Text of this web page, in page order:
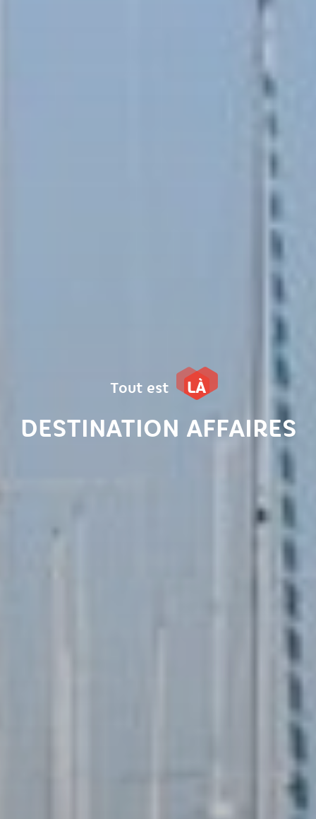
Tout est LÀ
DESTINATION AFFAIRES